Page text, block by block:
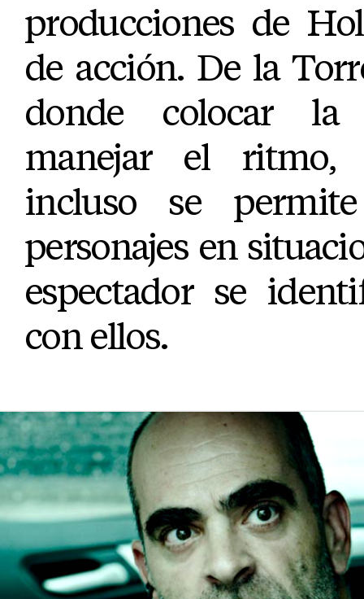
producciones de
de acción. De la
donde colocar la
manejar el ritmo,
incluso se
personajes en
espectador se
con ellos.